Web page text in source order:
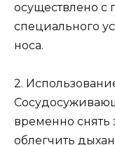
осуществлено
специального
носа.
2.
временно снять
облегчить